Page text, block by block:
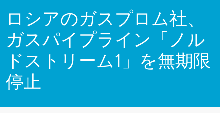
ロシアのガスプロム社、
ガスパイプライン「ノル
ドストリーム1」を無期限
停止